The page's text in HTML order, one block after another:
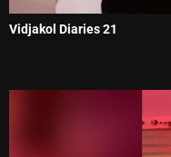
Vidjakol Diaries 21